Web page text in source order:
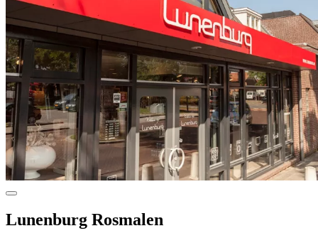
Lunenburg Rosmalen